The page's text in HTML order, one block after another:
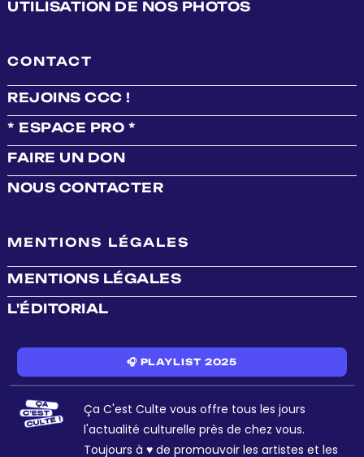
UTILISATION DE NOS PHOTOS
CONTACT
REJOINS CCC !
* ESPACE PRO *
FAIRE UN DON
NOUS CONTACTER
MENTIONS LÉGALES
MENTIONS LÉGALES
L'ÉDITORIAL
🎧 PLAYLIST 2025
Ça C'est Culte vous offre tous les jours
l'actualité culturelle près de chez vous.
Toujours à ♥ de promouvoir les artistes et les